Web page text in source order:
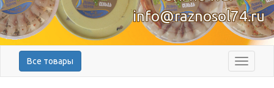
info@raznosol74.ru
Меню
Все товары